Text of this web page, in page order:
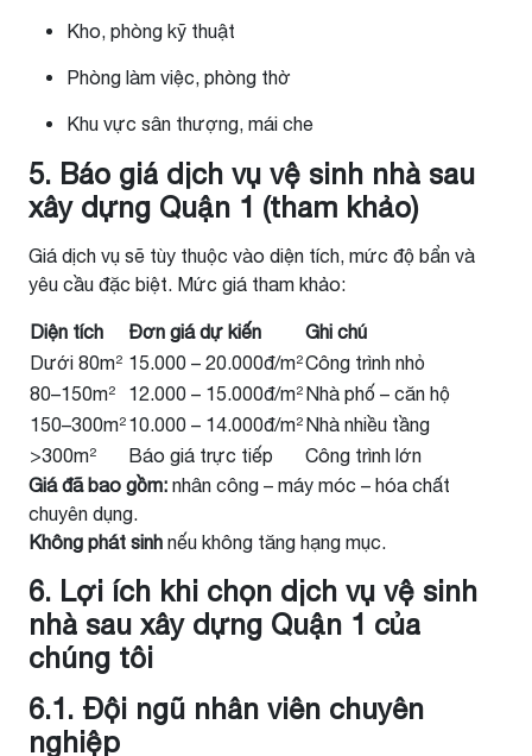
Kho, phòng kỹ thuật
Phòng làm việc, phòng thờ
Khu vực sân thượng, mái che
5. Báo giá dịch vụ vệ sinh nhà sau
xây dựng Quận 1 (tham khảo)
Giá dịch vụ sẽ tùy thuộc vào diện tích, mức độ bẩn và
yêu cầu đặc biệt. Mức giá tham khảo:
Diện tích Đơn giá dự kiến
Ghi chú
Dưới 80m² 15.000 – 20.000đ/m²Công trình nhỏ
80–150m²
12.000 – 15.000đ/m²Nhà phố – căn hộ
150–300m²10.000 – 14.000đ/m²Nhà nhiều tầng
>300m²
Báo giá trực tiếp
Công trình lớn
Giá đã bao gồm: nhân công – máy móc – hóa chất
chuyên dụng.
Không phát sinh nếu không tăng hạng mục.
6. Lợi ích khi chọn dịch vụ vệ sinh
nhà sau xây dựng Quận 1 của
chúng tôi
6.1. Đội ngũ nhân viên chuyên
nghiệp